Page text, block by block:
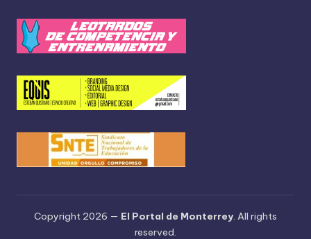
Copyright 2026 — El Portal de Monterrey. All rights
reserved.